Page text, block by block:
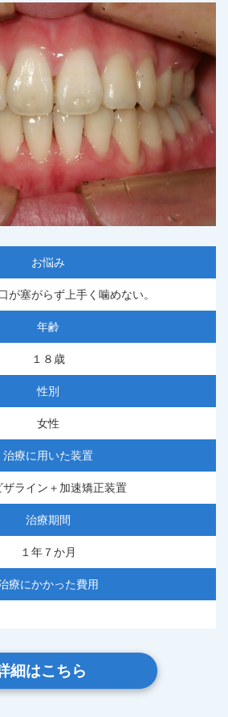
お悩み
が塞がらず上手く噛めない。
年齢
１８歳
性別
女性
治療に用いた装置
ザライン＋加速矯正装置
治療期間
１年７か月
療にかかった費用
細はこちら